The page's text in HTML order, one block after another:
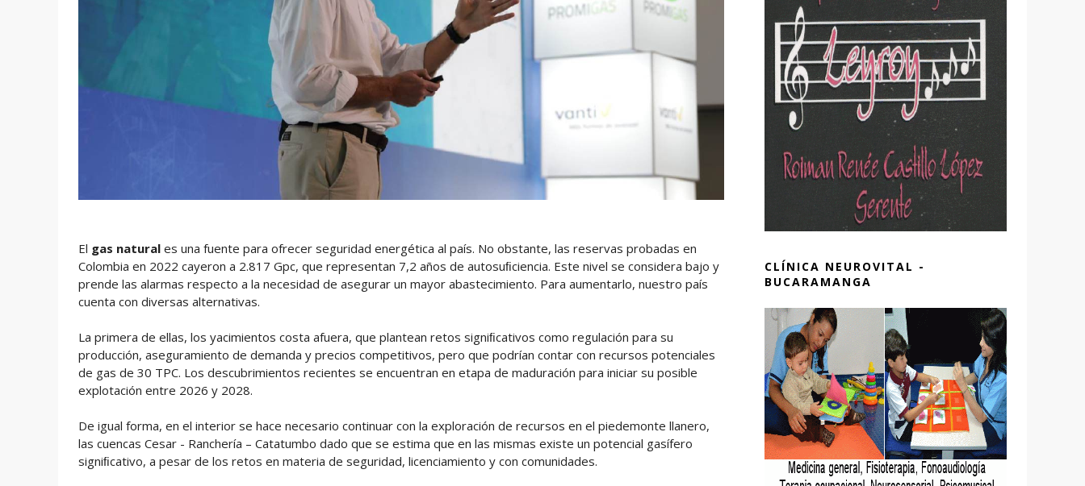
El gas natural es una fuente para ofrecer seguridad energética al país. No obstante, las reservas probadas en
Colombia en 2022 cayeron a 2.817 Gpc, que representan 7,2 años de autosuﬁciencia. Este nivel se considera bajo y
prende las alarmas respecto a la necesidad de asegurar un mayor abastecimiento. Para aumentarlo, nuestro país
cuenta con diversas alternativas.
La primera de ellas, los yacimientos costa afuera, que plantean retos signiﬁcativos como regulación para su
producción, aseguramiento de demanda y precios competitivos, pero que podrían contar con recursos potenciales
de gas de 30 TPC. Los descubrimientos recientes se encuentran en etapa de maduración para iniciar su posible
explotación entre 2026 y 2028.
De igual forma, en el interior se hace necesario continuar con la exploración de recursos en el piedemonte llanero,
las cuencas Cesar - Ranchería – Catatumbo dado que se estima que en las mismas existe un potencial gasífero
signiﬁcativo, a pesar de los retos en materia de seguridad, licenciamiento y con comunidades.
CLÍNICA NEUROVITAL -
BUCARAMANGA